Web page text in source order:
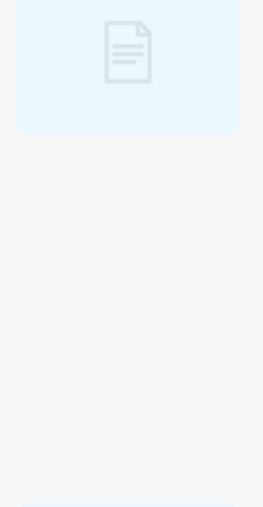
カードトランプゲ
ラスベ